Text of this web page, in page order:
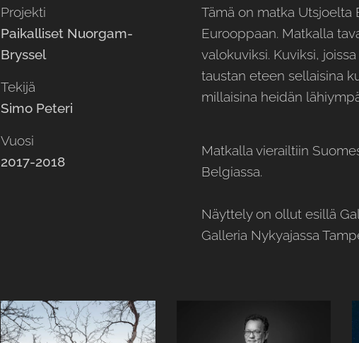
Projekti
Paikalliset Nuorgam-
Bryssel
Tekijä
Simo Peteri
Vuosi
2017-2018
Tämä on matka Utsjoelta
Eurooppaan. Matkalla
valokuviksi. Kuviksi,
taustan eteen sellaisina
millaisina heidän
Matkalla vierailtiin
Belgiassa.
Näyttely on ollut esillä
Galleria Nykyajassa